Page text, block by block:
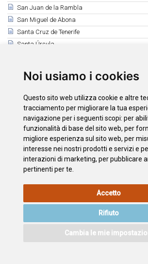
Noi usiamo i cookies
Questo sito web utilizza cookie e altre
tracciamento per migliorare la tua
navigazione per i seguenti scopi: per
funzionalità di base del sito web, per
migliore esperienza sul sito web, per
interesse nei nostri prodotti e servizi e
interazioni di marketing, per pubblicare
pertinenti per te
Accetto
Rifiuto
Cambia le mie
San Juan de la Rambla
San Miguel de Abona
Santa Cruz de Tenerife
Santa Úrsula
Los Silos
El Tanque
Tegueste
La Victoria de Acentejo
Vilaflor
ACCESSIBILITÀ
. Todos los derechos